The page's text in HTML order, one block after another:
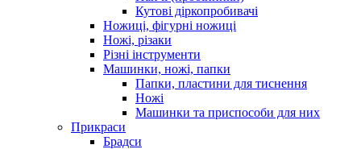
Кутові діркопробивачі
Ножиці, фігурні ножиці
Ножі, різаки
Різні інструменти
Машинки, ножі, папки
Папки, пластини для тиснення
Ножі
Машинки та приспособи для них
Прикраси
Брадси